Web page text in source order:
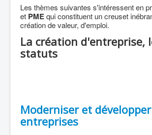
Les thèmes suivantes s'intéressent en
et PMEqui constituent un creuset
création de valeur, d'emploi.
La création d'entreprise,
statuts
Moderniser et
entreprises